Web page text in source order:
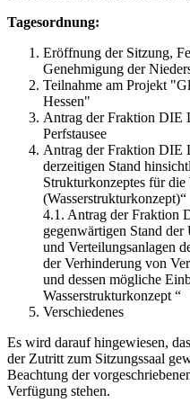
Tagesordnung:
Eröffnung der Sitzung,
Genehmigung der
Teilnahme am Projekt
Hessen"
Antrag der Fraktion DIE
Perfstausee
Antrag der Fraktion DIE
derzeitigen Stand
Strukturkonzeptes für die
(Wasserstrukturkonzept)“
4.1. Antrag der Fraktion
gegenwärtigen Stand
und Verteilungsanlagen
der Verhinderung von
und dessen mögliche
Wasserstrukturkonzept “
Verschiedenes
Es wird darauf hingewiesen,
der Zutritt zum Sitzungssaal
Beachtung der
Verfügung stehen.